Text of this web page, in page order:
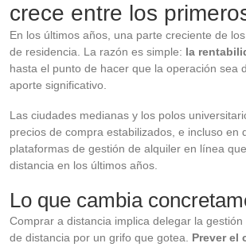
crece entre los
En los últimos años, una parte creciente de
de residencia. La razón es simple: la
hasta el punto de hacer que la operación sea
aporte significativo.
Las ciudades medianas y los polos
precios de compra estabilizados, e incluso
plataformas de gestión de alquiler en línea
distancia en los últimos años.
Lo que cambia
Comprar a distancia implica delegar la
de distancia por un grifo que gotea. Prever el